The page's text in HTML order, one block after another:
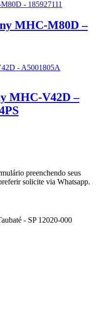
MHC-M80D –
MHC-V42D –
preenchendo seus
solicite via Whatsapp.
- SP 12020-000